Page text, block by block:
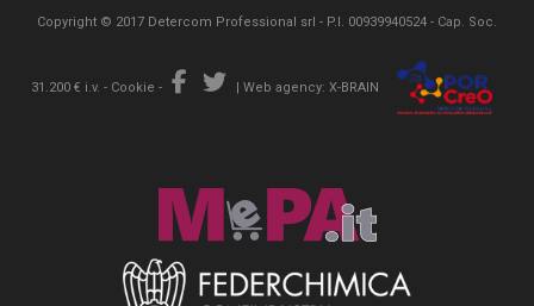
Copyright © 2017 Detercom Professional srl - P.I. 00939940524 - Cap. Soc.
31.200 € i.v. - Cookie - | Web agency: X-BRAIN